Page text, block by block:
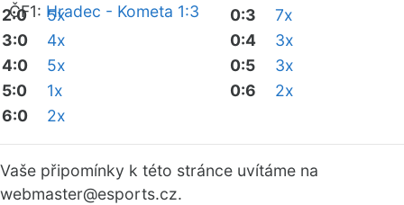
ČF1: Hradec - Kometa 1:3
2:0
5x
3:0
4x
4:0
5x
5:0
1x
6:0
2x
0:3
7x
0:4
3x
0:5
3x
0:6
2x
Vaše připomínky k této stránce uvítáme na
webmaster@esports.cz.